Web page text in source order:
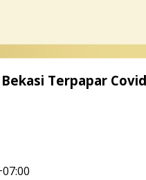
Terpapar Covid